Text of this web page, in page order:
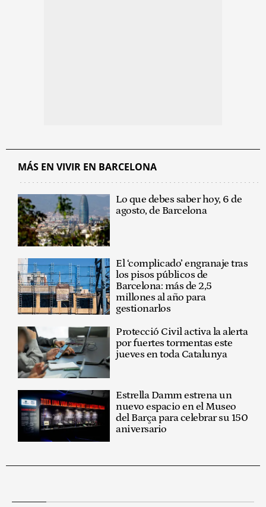
MÁS EN VIVIR EN BARCELONA
Lo que debes saber hoy, 6 de
agosto, de Barcelona
El ‘complicado’ engranaje tras
los pisos públicos de
Barcelona: más de 2,5
millones al año para
gestionarlos
Protecció Civil activa la alerta
por fuertes tormentas este
jueves en toda Catalunya
Estrella Damm estrena un
nuevo espacio en el Museo
del Barça para celebrar su 150
aniversario